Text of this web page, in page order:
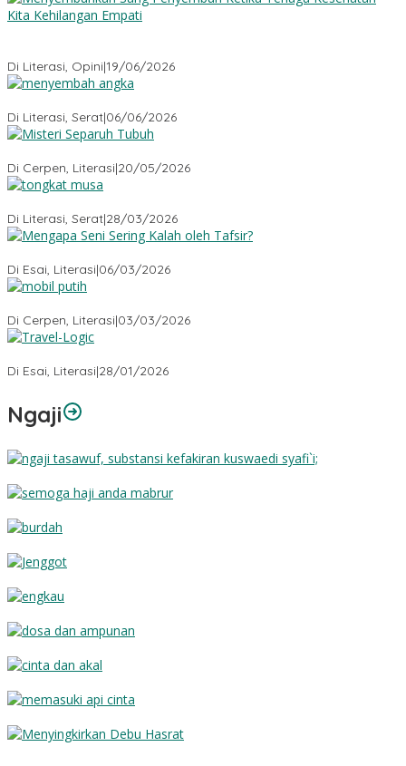
Di Literasi, Opini|19/06/2026
Di Literasi, Serat|06/06/2026
Di Cerpen, Literasi|20/05/2026
Di Literasi, Serat|28/03/2026
Di Esai, Literasi|06/03/2026
Di Cerpen, Literasi|03/03/2026
Di Esai, Literasi|28/01/2026
Ngaji